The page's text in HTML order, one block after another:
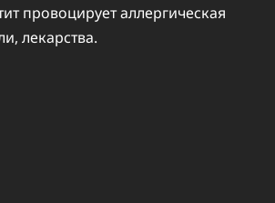
провоцирует аллергическая
лекарства.